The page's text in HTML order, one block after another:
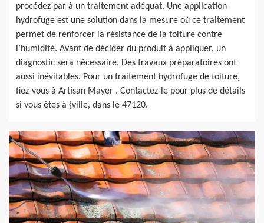
procédez par à un traitement adéquat. Une application
hydrofuge est une solution dans la mesure où ce traitement
permet de renforcer la résistance de la toiture contre
l’humidité. Avant de décider du produit à appliquer, un
diagnostic sera nécessaire. Des travaux préparatoires ont
aussi inévitables. Pour un traitement hydrofuge de toiture,
fiez-vous à Artisan Mayer . Contactez-le pour plus de détails
si vous êtes à {ville, dans le 47120.